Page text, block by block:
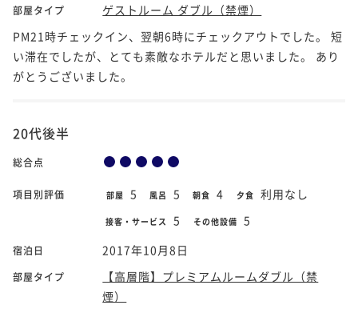
部屋タイプ
ゲストルーム ダブル（禁煙）
PM21時チェックイン、翌朝6時にチェックアウトでした。 短
い滞在でしたが、とても素敵なホテルだと思いました。 あり
がとうございました。
20代後半
総合点
項目別評価 部屋 5 風呂 5 朝食 4 夕食 利用なし
接客・サービス 5 その他設備 5
宿泊日 2017年10月8日
部屋タイプ
【高層階】プレミアムルームダブル（禁
煙）